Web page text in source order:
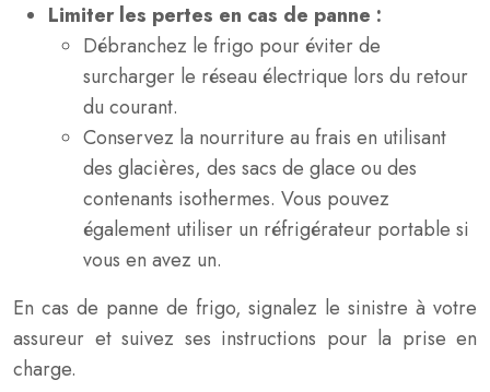
Limiter les pertes en cas de panne :
Débranchez le frigo pour éviter de
surcharger le réseau électrique lors du retour
du courant.
Conservez la nourriture au frais en utilisant
des glacières, des sacs de glace ou des
contenants isothermes. Vous pouvez
également utiliser un réfrigérateur portable si
vous en avez un.
En cas de panne de frigo, signalez le sinistre à votre
assureur et suivez ses instructions pour la prise en
charge.